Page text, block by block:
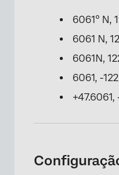
6061° N,
6061 N,
6061N,
6061, -
+47.6061,